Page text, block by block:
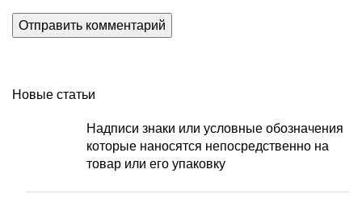
Новые статьи
Надписи знаки или условные обозначения
которые наносятся непосредственно на
товар или его упаковку